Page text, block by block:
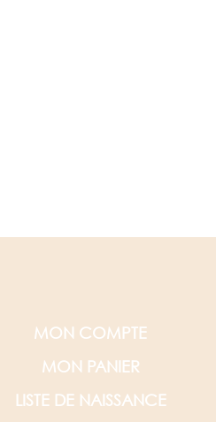
MON COMPTE
MON PANIER
LISTE DE NAISSANCE